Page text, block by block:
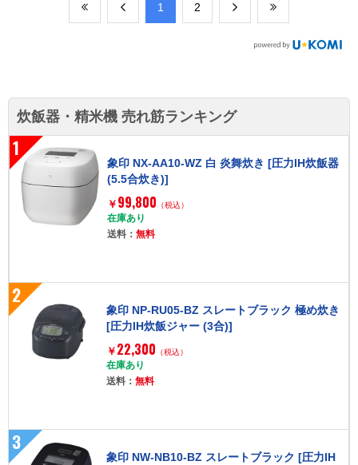
​1 ​2
炊飯器・精米機 売れ筋ランキング
1
象印 NX-AA10-WZ 白 炎舞炊き [圧力IH炊飯器
(5.5合炊き)]
￥ 99,800 （税込）
在庫あり
送料：無料
2
象印 NP-RU05-BZ スレートブラック 極め炊き
[圧力IH炊飯ジャー (3合)]
￥ 22,300 （税込）
在庫あり
送料：無料
3
象印 NW-NB10-BZ スレートブラック [圧力IH